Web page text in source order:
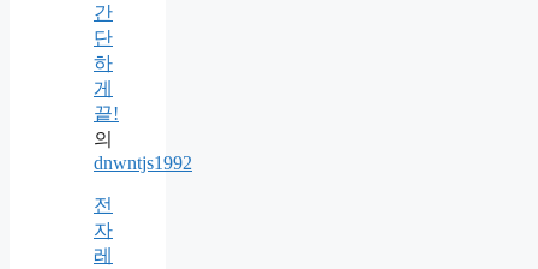
간
단
하
게
끝!
의
dnwntjs1992
전
자
레